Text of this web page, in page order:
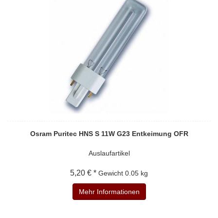
Osram Puritec HNS S 11W G23 Entkeimung OFR
Auslaufartikel
5,20 € * Gewicht 0.05 kg
Mehr Informationen